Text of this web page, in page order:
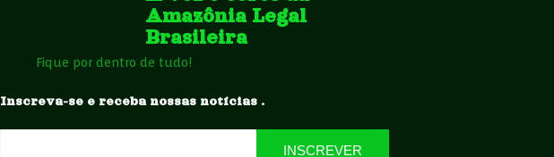
Amazônia Legal
Brasileira
Fique por dentro de tudo!
Inscreva-se e receba nossas notícias .
INSCREVER